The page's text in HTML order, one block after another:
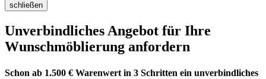
schließen
Unverbindliches Angebot für Ihre
Wunschmöblierung anfordern
Schon ab 1.500 € Warenwert in 3 Schritten ein unverbindliches